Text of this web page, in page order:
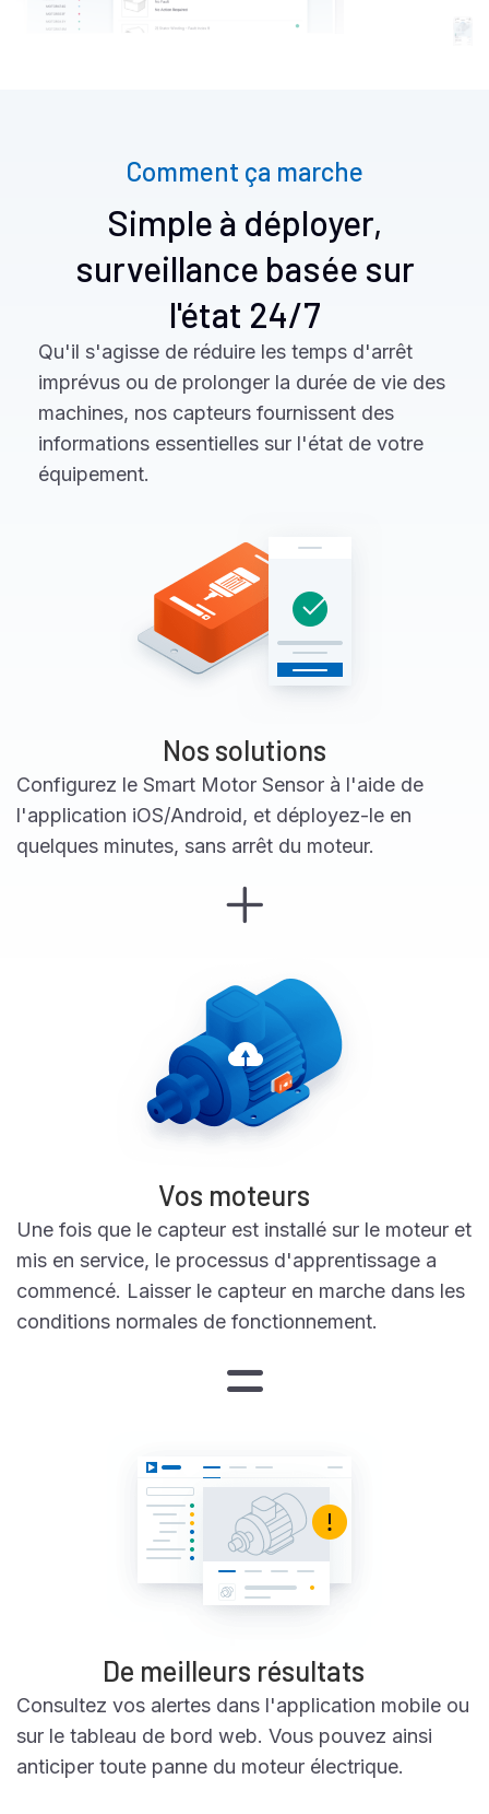
Comment ça marche
Simple à déployer,
surveillance basée sur
l'état 24/7
Qu'il s'agisse de réduire les temps d'arrêt
imprévus ou de prolonger la durée de vie des
machines, nos capteurs fournissent des
informations essentielles sur l'état de votre
équipement.
Nos solutions
Configurez le Smart Motor Sensor à l'aide de
l'application iOS/Android, et déployez-le en
quelques minutes, sans arrêt du moteur.
Vos moteurs
Une fois que le capteur est installé sur le moteur et
mis en service, le processus d'apprentissage a
commencé. Laisser le capteur en marche dans les
conditions normales de fonctionnement.
De meilleurs résultats
Consultez vos alertes dans l'application mobile ou
sur le tableau de bord web. Vous pouvez ainsi
anticiper toute panne du moteur électrique.